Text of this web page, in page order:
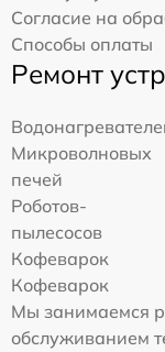
Согласие на
Способы оплаты
Ремонт
Микроволновых
печей
Роботов-
пылесосов
Кофеварок
Кофеварок
Мы занимаемся
обслуживанием